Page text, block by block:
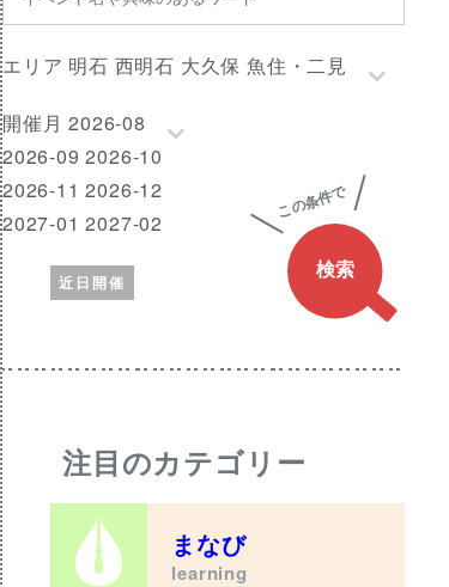
ベ
ン
ト
名
や
興
味
の
あ
る
ワ
ー
ド
エ
リ
ア
エリア 明石 西明石 大久保 魚住・二見
開
催
月
開催月 2026-08
2026-09 2026-10
2026-11 2026-12
2027-01 2027-02
近日開催
注目のカテゴリー
まなび
learning